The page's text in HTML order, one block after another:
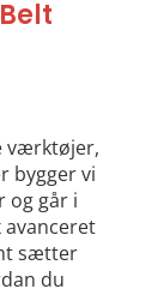
værktøjer,
bygger vi
og går i
avanceret
sætter
du